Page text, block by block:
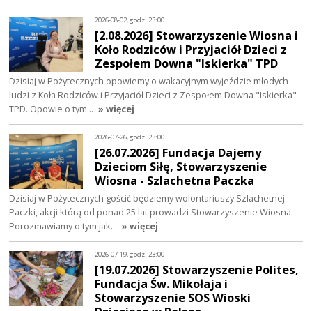
2026-08-02, godz. 23:00
[2.08.2026] Stowarzyszenie Wiosna i
Koło Rodziców i Przyjaciół Dzieci z
Zespołem Downa "Iskierka" TPD
Dzisiaj w Pożytecznych opowiemy o wakacyjnym wyjeździe młodych
ludzi z Koła Rodziców i Przyjaciół Dzieci z Zespołem Downa "Iskierka"
TPD. Opowie o tym… » więcej
2026-07-26, godz. 23:00
[26.07.2026] Fundacja Dajemy
Dzieciom Siłę, Stowarzyszenie
Wiosna - Szlachetna Paczka
Dzisiaj w Pożytecznych gościć będziemy wolontariuszy Szlachetnej
Paczki, akcji którą od ponad 25 lat prowadzi Stowarzyszenie Wiosna.
Porozmawiamy o tym jak… » więcej
2026-07-19, godz. 23:00
[19.07.2026] Stowarzyszenie Polites,
Fundacja Św. Mikołaja i
Stowarzyszenie SOS Wioski